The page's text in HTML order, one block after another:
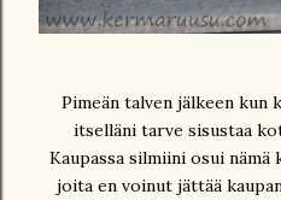
Pimeän talven jälkeen
itselläni tarve sisustaa
Kaupassa silmiini osui
joita en voinut jättää